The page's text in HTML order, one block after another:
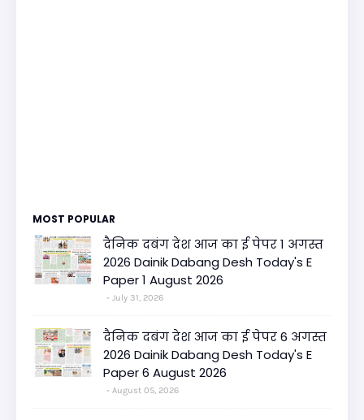
MOST POPULAR
दैनिक दबंग देश आज का ई पेपर 1 अगस्त
2026 Dainik Dabang Desh Today's E
Paper 1 August 2026
July 31, 2026
दैनिक दबंग देश आज का ई पेपर 6 अगस्त
2026 Dainik Dabang Desh Today's E
Paper 6 August 2026
August 05, 2026